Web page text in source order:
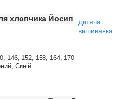
Дитяча
вишиванка
146, 152, 158, 164, 170
Синій